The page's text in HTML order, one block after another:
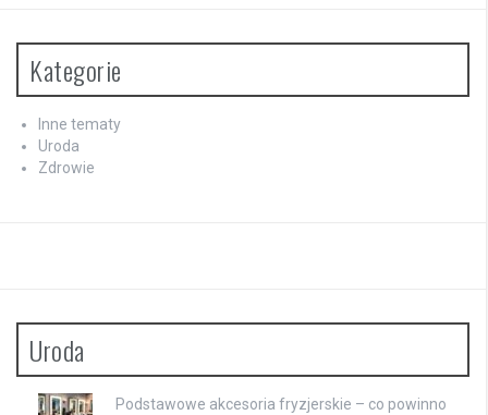
Kategorie
Inne tematy
Uroda
Zdrowie
Uroda
Podstawowe akcesoria fryzjerskie – co powinno